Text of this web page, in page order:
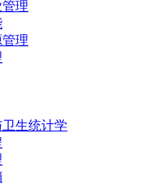
理
理
生统计学